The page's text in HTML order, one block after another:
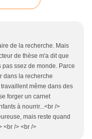
de la recherche. Mais
de thèse m'a dit que
ssez de monde. Parce
dans la recherche
même dans des
forger un carnet
à nourrir...<br />
mais reste quand
<br /> <br />